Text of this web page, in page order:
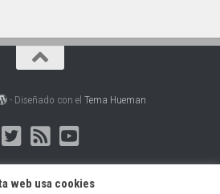
- Diseñado con el Tema Hueman
web usa cookies